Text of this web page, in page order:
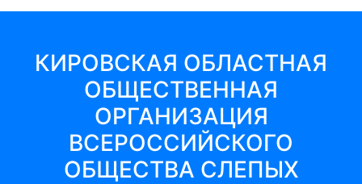
КИРОВСКАЯ ОБЛАСТНАЯ
ОБЩЕСТВЕННАЯ
ОРГАНИЗАЦИЯ
ВСЕРОССИЙСКОГО
ОБЩЕСТВА СЛЕПЫХ